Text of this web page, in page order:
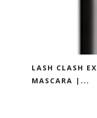
LASH CLASH
MASCARA |...